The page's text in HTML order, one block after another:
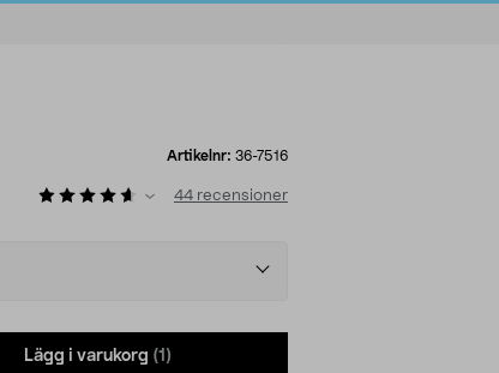
Artikelnr: 36-7516
44 recensioner
Lägg i varukorg (1)